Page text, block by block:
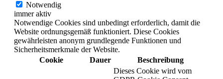
Notwendig
immer aktiv
Notwendige Cookies sind unbedingt erforderlich, damit die
Website ordnungsgemäß funktioniert. Diese Cookies
gewährleisten anonym grundlegende Funktionen und
Sicherheitsmerkmale der Website.
Cookie
Dauer Beschreibung
Dieses Cookie wird vom